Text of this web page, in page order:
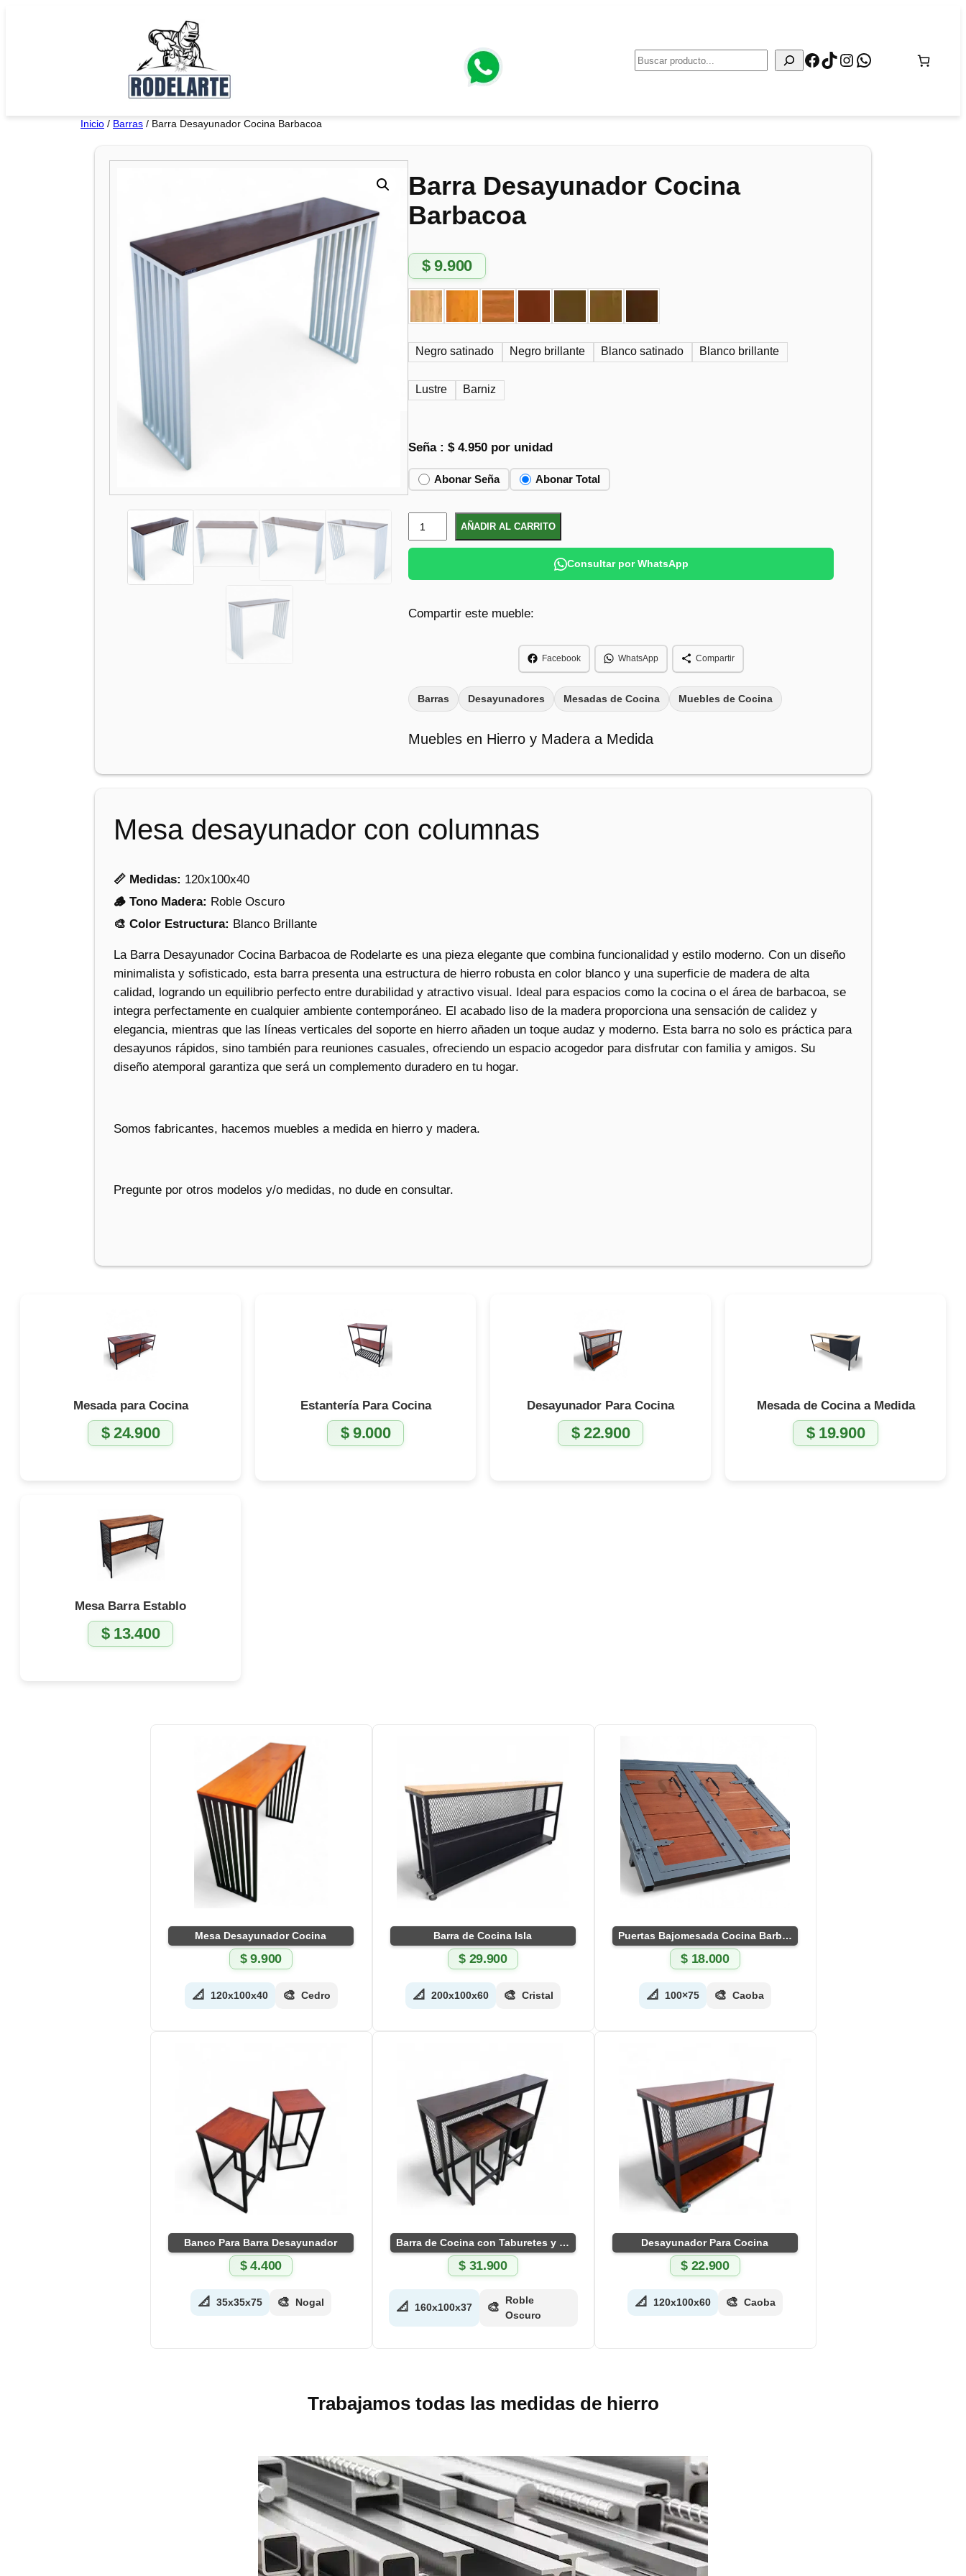
Facebook
TikTok
Instagram
WhatsApp
Inicio / Barras / Barra Desayunador Cocina Barbacoa
Barra Desayunador Cocina
Barbacoa
$9.900
Negro satinado Negro brillante Blanco satinado Blanco brillante
Lustre Barniz
Seña : $4.950 por unidad
Abonar Total
Abonar Seña
a
r
D
y
u
a
o
a
r
b
a
c
o
a
a
AÑADIR AL CARRITO
Consultar por WhatsApp
Compartir este mueble:
Facebook WhatsApp Compartir
Barras Desayunadores Mesadas de Cocina Muebles de Cocina
Muebles en Hierro y Madera a Medida
Mesa desayunador con columnas
📏 Medidas: 120x100x40
🪵 Tono Madera: Roble Oscuro
🎨 Color Estructura: Blanco Brillante
La Barra Desayunador Cocina Barbacoa de Rodelarte es una pieza elegante que combina funcionalidad y estilo moderno. Con un diseño
minimalista y sofisticado, esta barra presenta una estructura de hierro robusta en color blanco y una superficie de madera de alta
calidad, logrando un equilibrio perfecto entre durabilidad y atractivo visual. Ideal para espacios como la cocina o el área de barbacoa, se
integra perfectamente en cualquier ambiente contemporáneo. El acabado liso de la madera proporciona una sensación de calidez y
elegancia, mientras que las líneas verticales del soporte en hierro añaden un toque audaz y moderno. Esta barra no solo es práctica para
desayunos rápidos, sino también para reuniones casuales, ofreciendo un espacio acogedor para disfrutar con familia y amigos. Su
diseño atemporal garantiza que será un complemento duradero en tu hogar.
Somos fabricantes, hacemos muebles a medida en hierro y madera.
Pregunte por otros modelos y/o medidas, no dude en consultar.
Mesada para Cocina
$24.900
Estantería Para Cocina
$9.000
Desayunador Para Cocina
$22.900
Mesada de Cocina a Medida
$19.900
Mesa Barra Establo
$13.400
Mesa Desayunador Cocina
$9.900
📐 120x100x40 🎨 Cedro
Barra de Cocina Isla
$29.900
📐 200x100x60 🎨 Cristal
Puertas Bajomesada Cocina Barbacoa a Medida
$18.000
📐 100×75 🎨 Caoba
Banco Para Barra Desayunador
$4.400
📐 35x35x75 🎨 Nogal
Barra de Cocina con Taburetes y Cubo
$31.900
📐 160x100x37 🎨
Roble
Oscuro
Desayunador Para Cocina
$22.900
📐 120x100x60 🎨 Caoba
Trabajamos todas las medidas de hierro